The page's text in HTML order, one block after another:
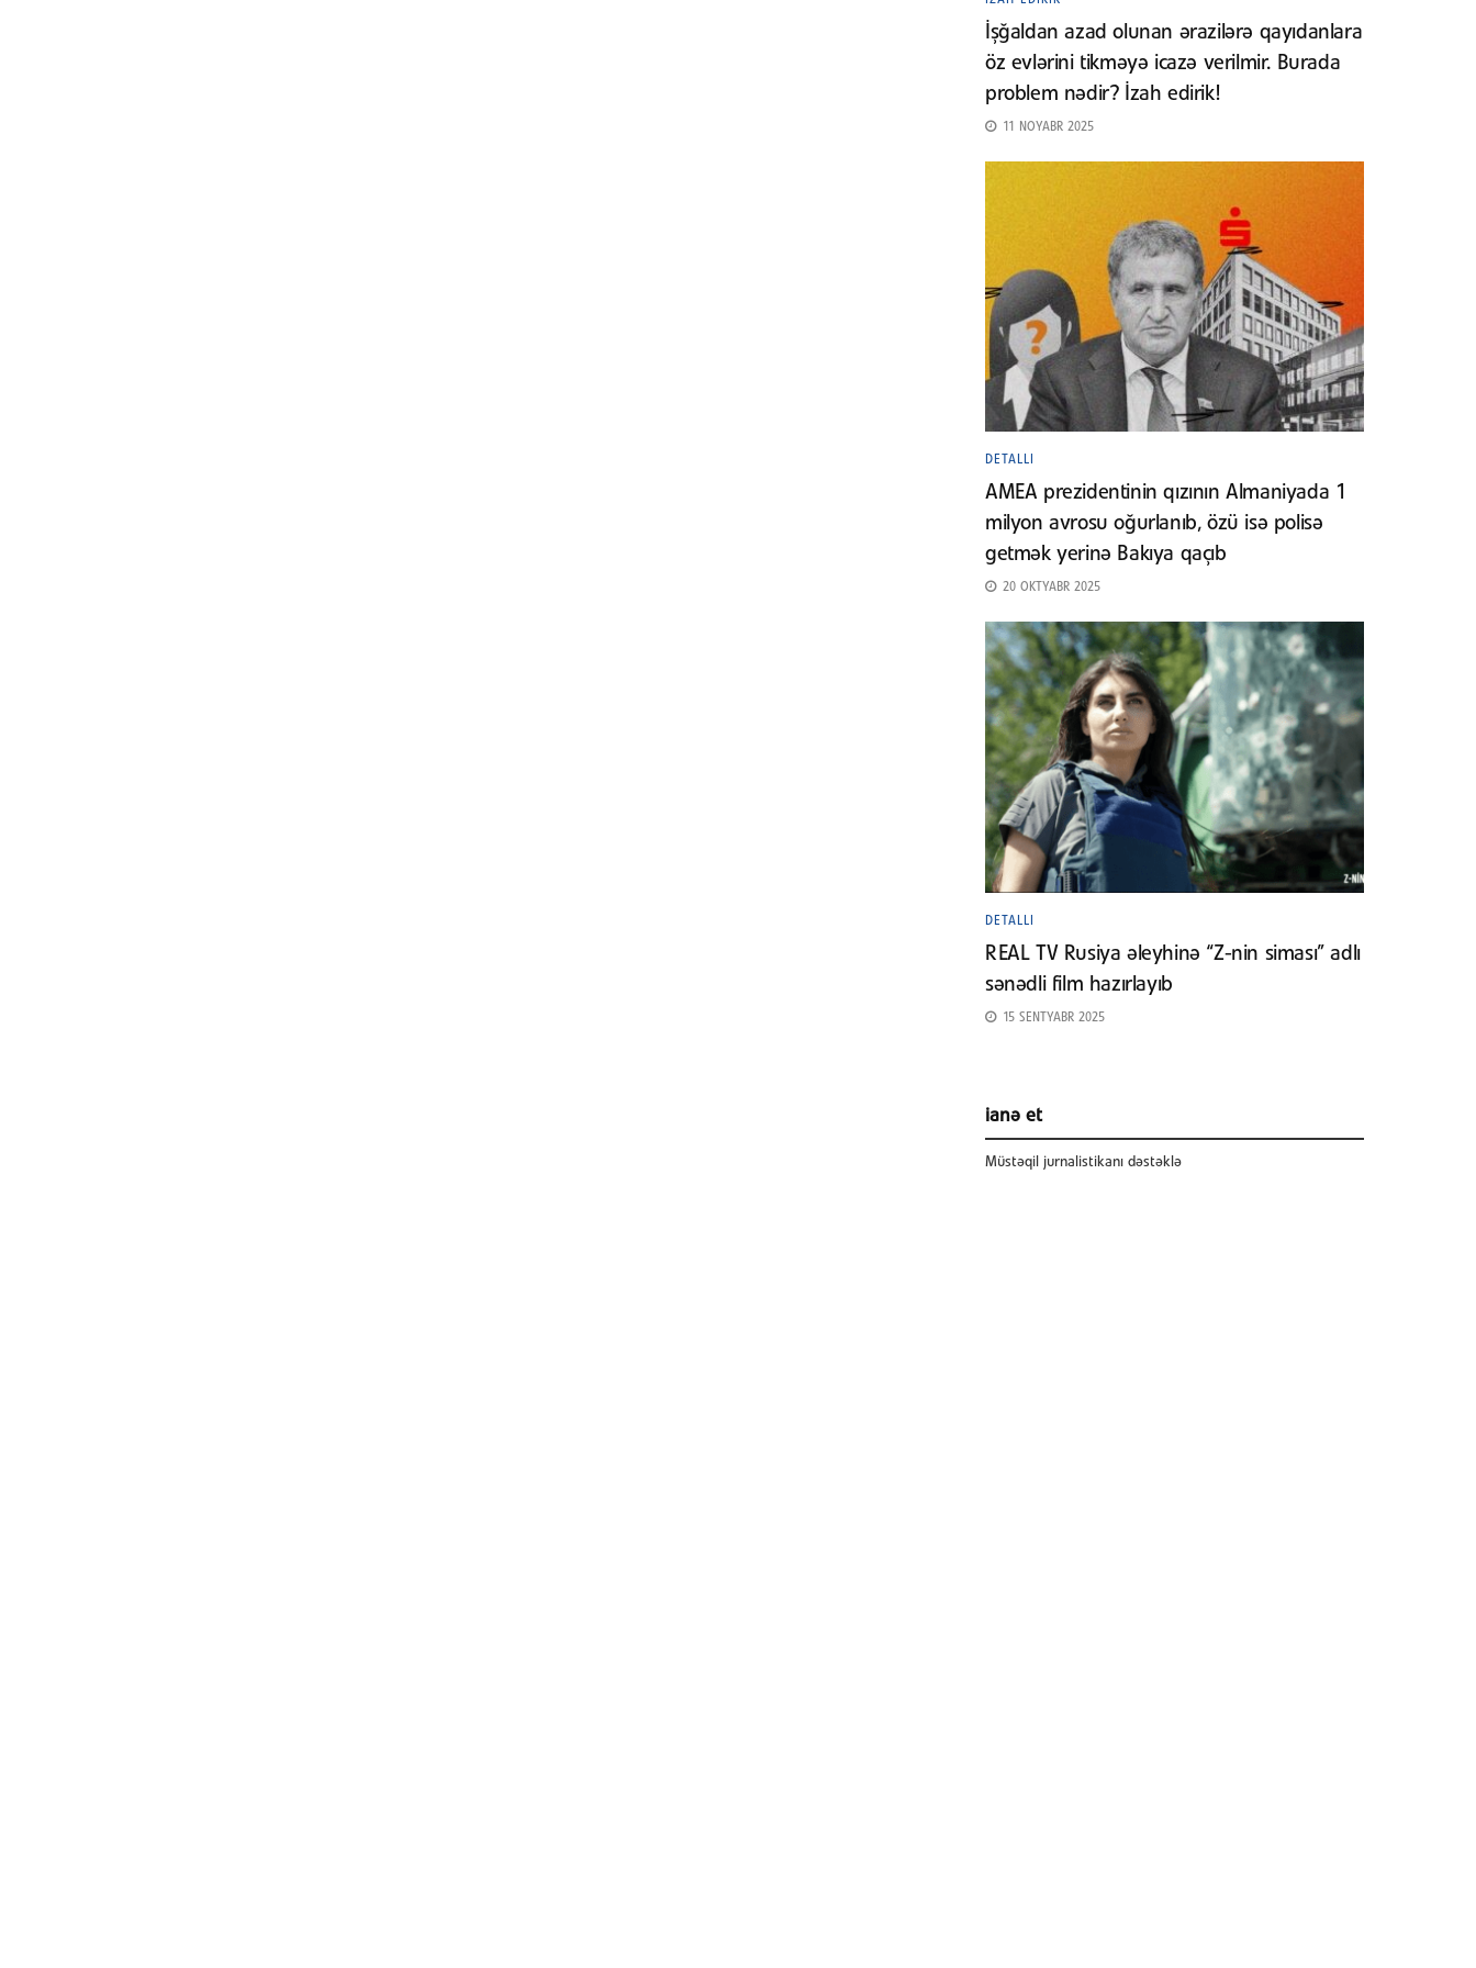
İşğaldan azad olunan ərazilərə qayıdanlara
öz evlərini tikməyə icazə verilmir. Burada
problem nədir? İzah edirik!
11 NOYABR 2025
DETALLI
AMEA prezidentinin qızının Almaniyada 1
milyon avrosu oğurlanıb, özü isə polisə
getmək yerinə Bakıya qaçıb
20 OKTYABR 2025
DETALLI
REAL TV Rusiya əleyhinə “Z-nin siması” adlı
sənədli film hazırlayıb
15 SENTYABR 2025
ianə et
Müstəqil jurnalistikanı dəstəklə